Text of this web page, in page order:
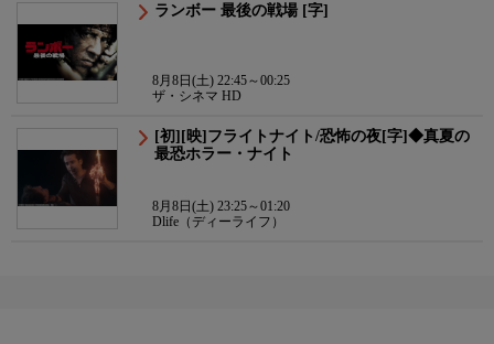
ランボー 最後の戦場 [字]
8月8日(土) 22:45～00:25
ザ・シネマ HD
[初][映]フライトナイト/恐怖の夜[字]◆真夏の
最恐ホラー・ナイト
8月8日(土) 23:25～01:20
Dlife（ディーライフ）